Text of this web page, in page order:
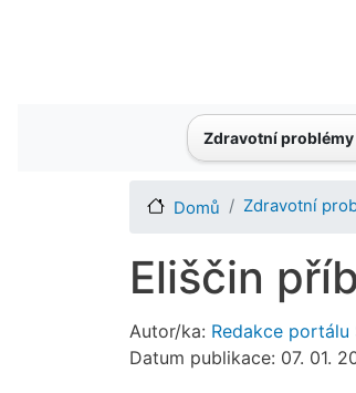
Main navigation
Zdravotní
Domů Zdravotní
Eliščin
Autor/ka: Redakce portálu
Datum publikace: 07. 01.